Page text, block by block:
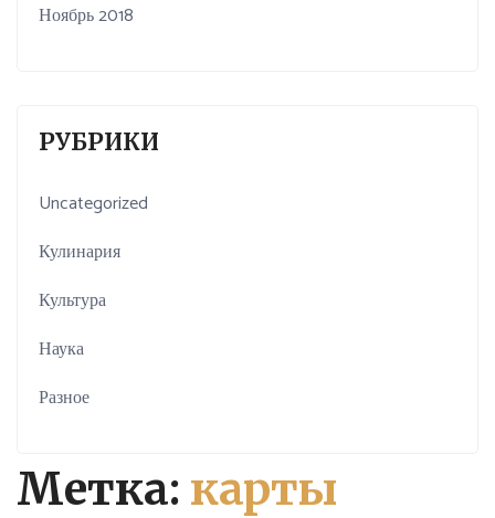
Метка: карты
Ноябрь 2018
РУБРИКИ
Uncategorized
Кулинария
Культура
Наука
Разное